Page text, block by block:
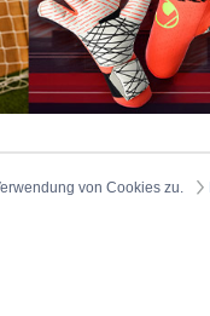
von Cookies zu.